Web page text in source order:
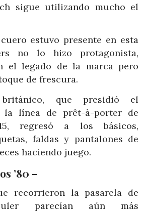
sigue utilizando mucho el
estuvo presente en esta
no lo hizo protagonista,
el legado de la marca pero
de frescura.
que presidió el
la línea de prêt-à-porter de
regresó a los básicos,
faldas y pantalones de
haciendo juego.
’80 –
recorrieron la pasarela de
parecían aún más